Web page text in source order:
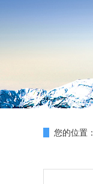
您的位置：